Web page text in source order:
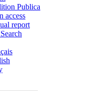
Publica
access
report